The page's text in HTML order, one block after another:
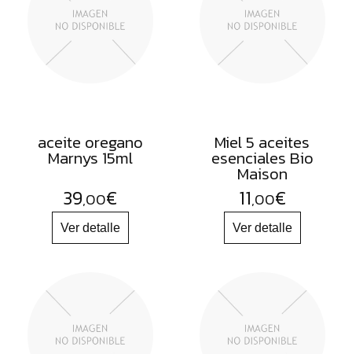
FRUTOS
SECOS
SAL
ACEITES
FLORES
PRODUCTOS
ACCESORIOS
ALIMENTOS
aceite oregano
Marnys 15ml
39,00€
Miel 5 aceites
esenciales Bio
Maison
11,00€